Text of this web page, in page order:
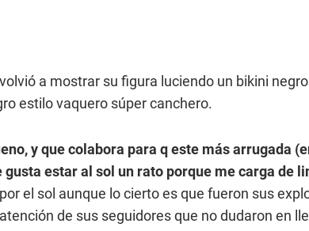
volvió a mostrar su figura luciendo un bikini
estilo vaquero súper canchero.
y que colabora para q este más arrugada
estar al sol un rato porque me carga de
el sol aunque lo cierto es que fueron sus
de sus seguidores que no dudaron en